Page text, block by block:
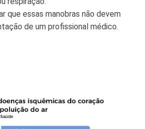
que essas manobras não devem
de um profissional médico.